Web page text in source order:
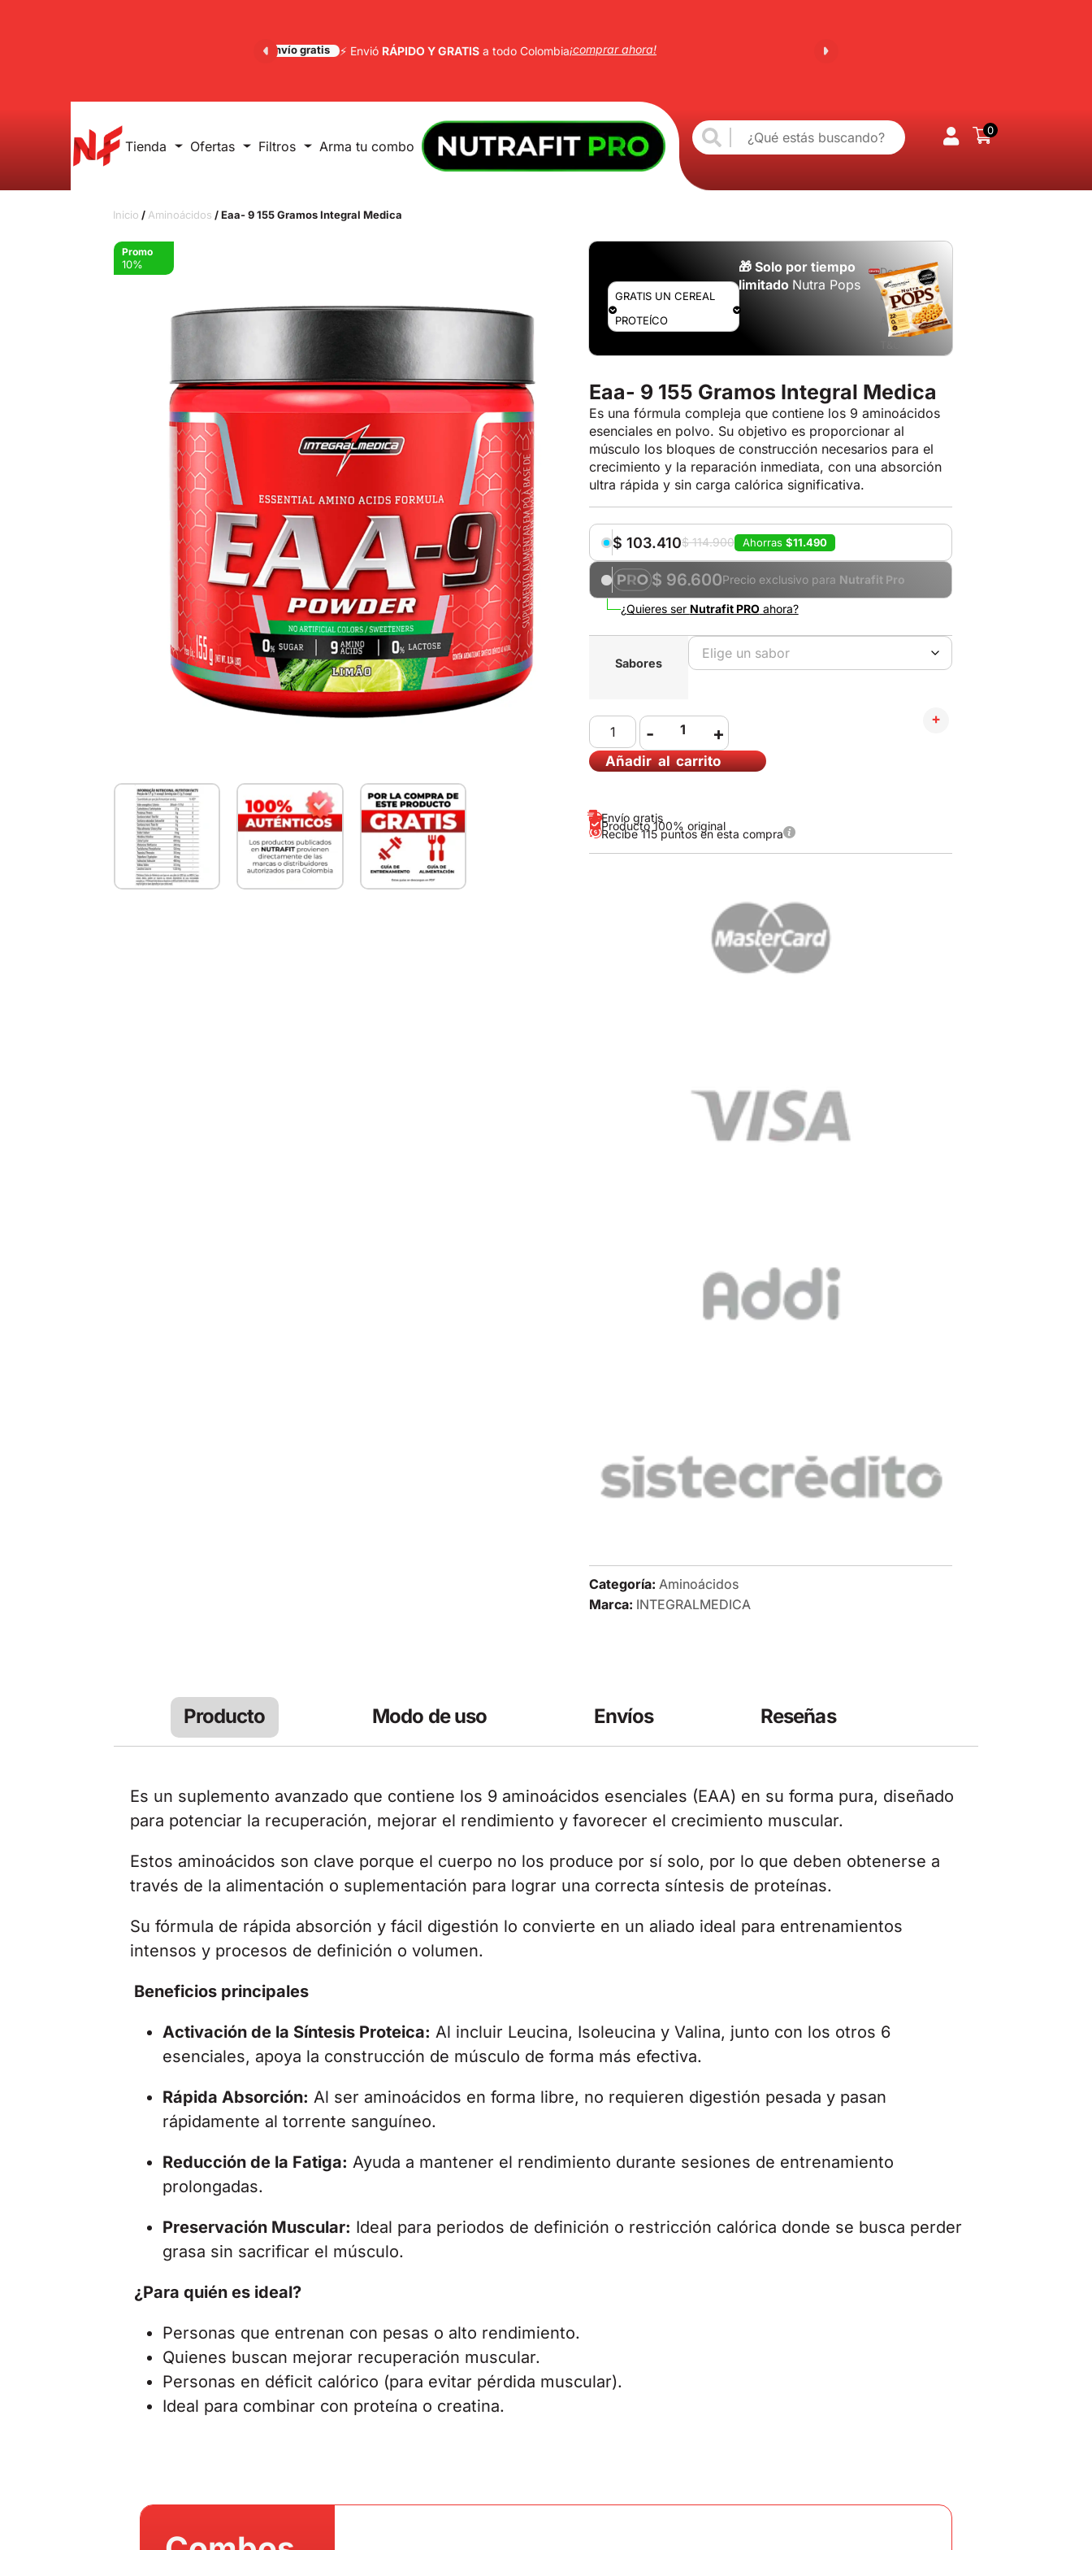
Envío gratis ⚡ Envió RÁPIDO Y GRATIS a todo Colombia¡comprar ahora!
Tienda Ofertas Filtros Arma tu combo
0
Inicio / Aminoácidos / Eaa- 9 155 Gramos Integral Medica
Promo
10%
🎁 Solo por tiempo
limitado Nutra Pops
Desde
$160.000.
Aplican
GRATIS UN CEREAL
PROTEÍCO
Eaa- 9 155 Gramos Integral Medica
Es una fórmula compleja que contiene los 9 aminoácidos
esenciales en polvo. Su objetivo es proporcionar al
músculo los bloques de construcción necesarios para el
crecimiento y la reparación inmediata, con una absorción
ultra rápida y sin carga calórica significativa.
$114.900
$ 103.410 Ahorras$11.490
$ 96.600Precio exclusivo para Nutrafit Pro
¿Quieres ser Nutrafit PROahora?
Sabores
- +
Añadir al carrito
Envío gratis
Producto 100% original
Recibe 115 puntos en esta compra
Categoría: Aminoácidos
Marca: INTEGRALMEDICA
Producto Modo de uso Envíos Reseñas
Es un suplemento avanzado que contiene los 9 aminoácidos esenciales (EAA) en su forma pura, diseñado
para potenciar la recuperación, mejorar el rendimiento y favorecer el crecimiento muscular.
Estos aminoácidos son clave porque el cuerpo no los produce por sí solo, por lo que deben obtenerse a
través de la alimentación o suplementación para lograr una correcta síntesis de proteínas.
Su fórmula de rápida absorción y fácil digestión lo convierte en un aliado ideal para entrenamientos
intensos y procesos de definición o volumen.
Beneficios principales
Activación de la Síntesis Proteica: Al incluir Leucina, Isoleucina y Valina, junto con los otros 6
esenciales, apoya la construcción de músculo de forma más efectiva.
Rápida Absorción: Al ser aminoácidos en forma libre, no requieren digestión pesada y pasan
rápidamente al torrente sanguíneo.
Reducción de la Fatiga: Ayuda a mantener el rendimiento durante sesiones de entrenamiento
prolongadas.
Preservación Muscular: Ideal para periodos de definición o restricción calórica donde se busca perder
grasa sin sacrificar el músculo.
¿Para quién es ideal?
Personas que entrenan con pesas o alto rendimiento.
Quienes buscan mejorar recuperación muscular.
Personas en déficit calórico (para evitar pérdida muscular).
Ideal para combinar con proteína o creatina.